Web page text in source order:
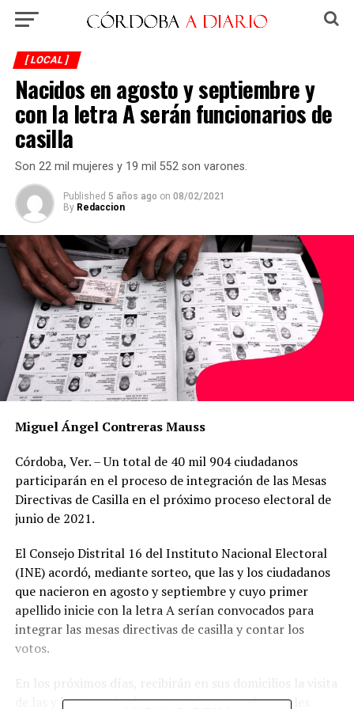
[ LOCAL ]
Nacidos en agosto y septiembre y
con la letra A serán funcionarios de
casilla
Son 22 mil mujeres y 19 mil 552 son varones.
Published 5 años ago on 08/02/2021
By Redaccion
Miguel Ángel Contreras Mauss
Córdoba, Ver. – Un total de 40 mil 904 ciudadanos
participarán en el proceso de integración de las Mesas
Directivas de Casilla en el próximo proceso electoral de
junio de 2021.
El Consejo Distrital 16 del Instituto Nacional Electoral
(INE) acordó, mediante sorteo, que las y los ciudadanos
que nacieron en agosto y septiembre y cuyo primer
apellido inicie con la letra A serían convocados para
integrar las mesas directivas de casilla y contar los
votos.
En los próximos días, recibirán en sus domicilios la visita
de las y los Capacitadores/as-Asistentes Electorales